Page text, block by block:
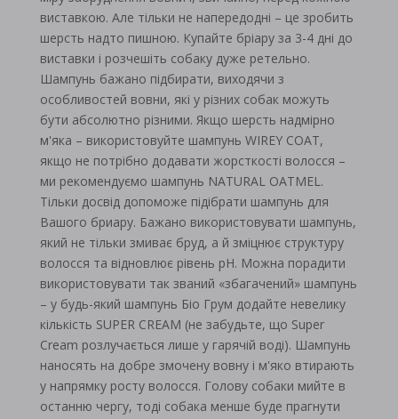
виставкою. Але тільки не напередодні – це зробить
шерсть надто пишною. Купайте бріару за 3-4 дні до
виставки і розчешіть собаку дуже ретельно.
Шампунь бажано підбирати, виходячи з
особливостей вовни, які у різних собак можуть
бути абсолютно різними. Якщо шерсть надмірно
м'яка – використовуйте шампунь WIREY COAT,
якщо не потрібно додавати жорсткості волосся –
ми рекомендуємо шампунь NATURAL OATMEL.
Тільки досвід допоможе підібрати шампунь для
Вашого бриару. Бажано використовувати шампунь,
який не тільки змиває бруд, а й зміцнює структуру
волосся та відновлює рівень рН. Можна порадити
використовувати так званий «збагачений» шампунь
– у будь-який шампунь Біо Грум додайте невелику
кількість SUPER CREAM (не забудьте, що Super
Cream розлучається лише у гарячій воді). Шампунь
наносять на добре змочену вовну і м'яко втирають
у напрямку росту волосся. Голову собаки мийте в
останню чергу, тоді собака менше буде прагнути